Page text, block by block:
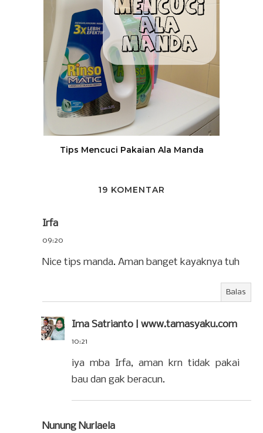
Tips Mencuci Pakaian Ala Manda
19 KOMENTAR
Irfa
09:20
Nice tips manda. Aman banget kayaknya tuh
Balas
Ima Satrianto | www.tamasyaku.com
10:21
iya mba Irfa, aman krn tidak pakai
bau dan gak beracun.
Nunung Nurlaela